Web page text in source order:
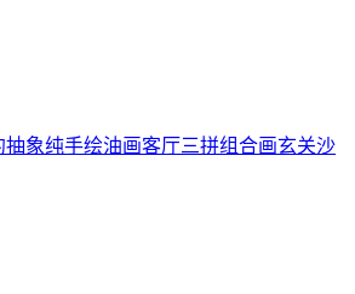
象纯手绘油画客厅三拼组合画玄关沙